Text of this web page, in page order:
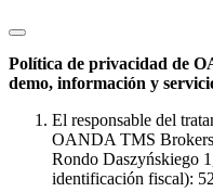
Política de privacidad de
demo, información y
El responsable del
OANDA TMS Brokers
Rondo Daszyńskiego
identificación fiscal):